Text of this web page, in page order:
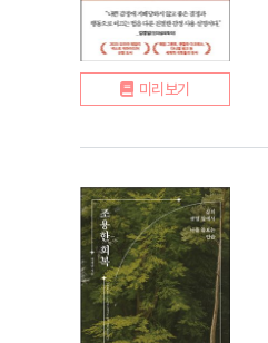
미리보기